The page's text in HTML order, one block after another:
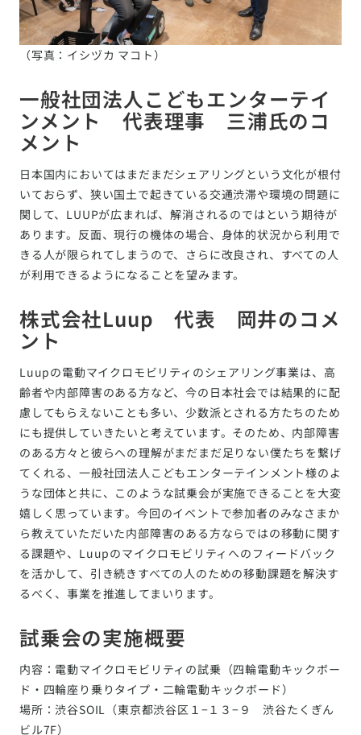
（写真：イシヅカ マコト）
一般社団法人こどもエンターテイ
ンメント 代表理事 三浦氏のコ
メント
日本国内においてはまだまだシェアリングという文化が根付
いておらず、狭い国土で起きている交通渋滞や環境の問題に
関して、LUUPが広まれば、解消されるのではという期待が
あります。反面、現行の機体の場合、身体的状況から利用で
きる人が限られてしまうので、さらに改良され、すべての人
が利用できるようになることを望みます。
株式会社Luup 代表 岡井のコメ
ント
Luupの電動マイクロモビリティのシェアリング事業は、高
齢者や内部障害のある方など、今の日本社会では結果的に配
慮してもらえないことも多い、少数派とされる方たちのため
にも提供していきたいと考えています。そのため、内部障害
のある方々と彼らへの理解がまだまだ足りない僕たちを繋げ
てくれる、一般社団法人こどもエンターテインメント様のよ
うな団体と共に、このような試乗会が実施できることを大変
嬉しく思っています。今回のイベントで参加者のみなさまか
ら教えていただいた内部障害のある方ならではの移動に関す
る課題や、Luupのマイクロモビリティへのフィードバック
を活かして、引き続きすべての人のための移動課題を解決す
るべく、事業を推進してまいります。
試乗会の実施概要
内容：電動マイクロモビリティの試乗（四輪電動キックボー
ド・四輪座り乗りタイプ・二輪電動キックボード）
場所：渋谷SOIL（東京都渋谷区１−１３−９ 渋谷たくぎん
ビル7F）